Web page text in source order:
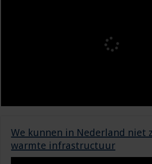
We kunnen in Nederland niet
warmte infrastructuur